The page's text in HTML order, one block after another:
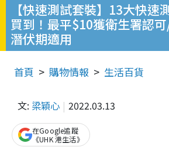
【快速測試套裝】13大快速
買到！最平$10獲衛生署認
潛伏期適用
首頁 購物情報 生活百貨
文: 梁穎心 2022.03.13
在Google追蹤
《UHK 港生活》